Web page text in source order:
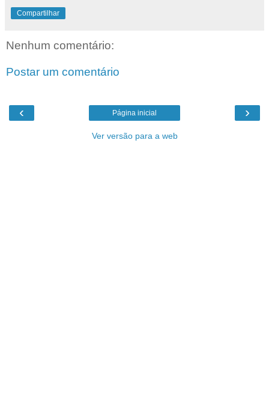
Compartilhar
Nenhum comentário:
Postar um comentário
‹ ›
Página inicial
Ver versão para a web